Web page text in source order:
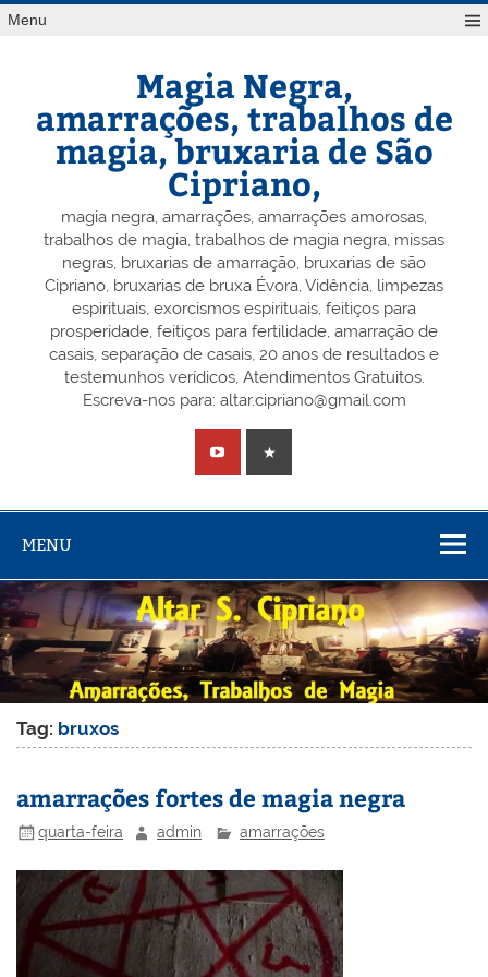
Skip
toMenu
Magia Negra,
amarrações, trabalhos de
magia, bruxaria de São
Cipriano,
magia negra, amarrações, amarrações amorosas,
trabalhos de magia, trabalhos de magia negra, missas
negras, bruxarias de amarração, bruxarias de são
Cipriano, bruxarias de bruxa Évora, Vidência, limpezas
espirituais, exorcismos espirituais, feitiços para
prosperidade, feitiços para fertilidade, amarração de
casais, separação de casais, 20 anos de resultados e
testemunhos verídicos, Atendimentos Gratuitos.
Escreva-nos para: altar.cipriano@gmail.com
MENU
Tag: bruxos
amarrações fortes de magia negra
quarta-feira admin amarrações